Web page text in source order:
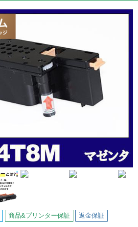
商品&プリンター保証 返金保証